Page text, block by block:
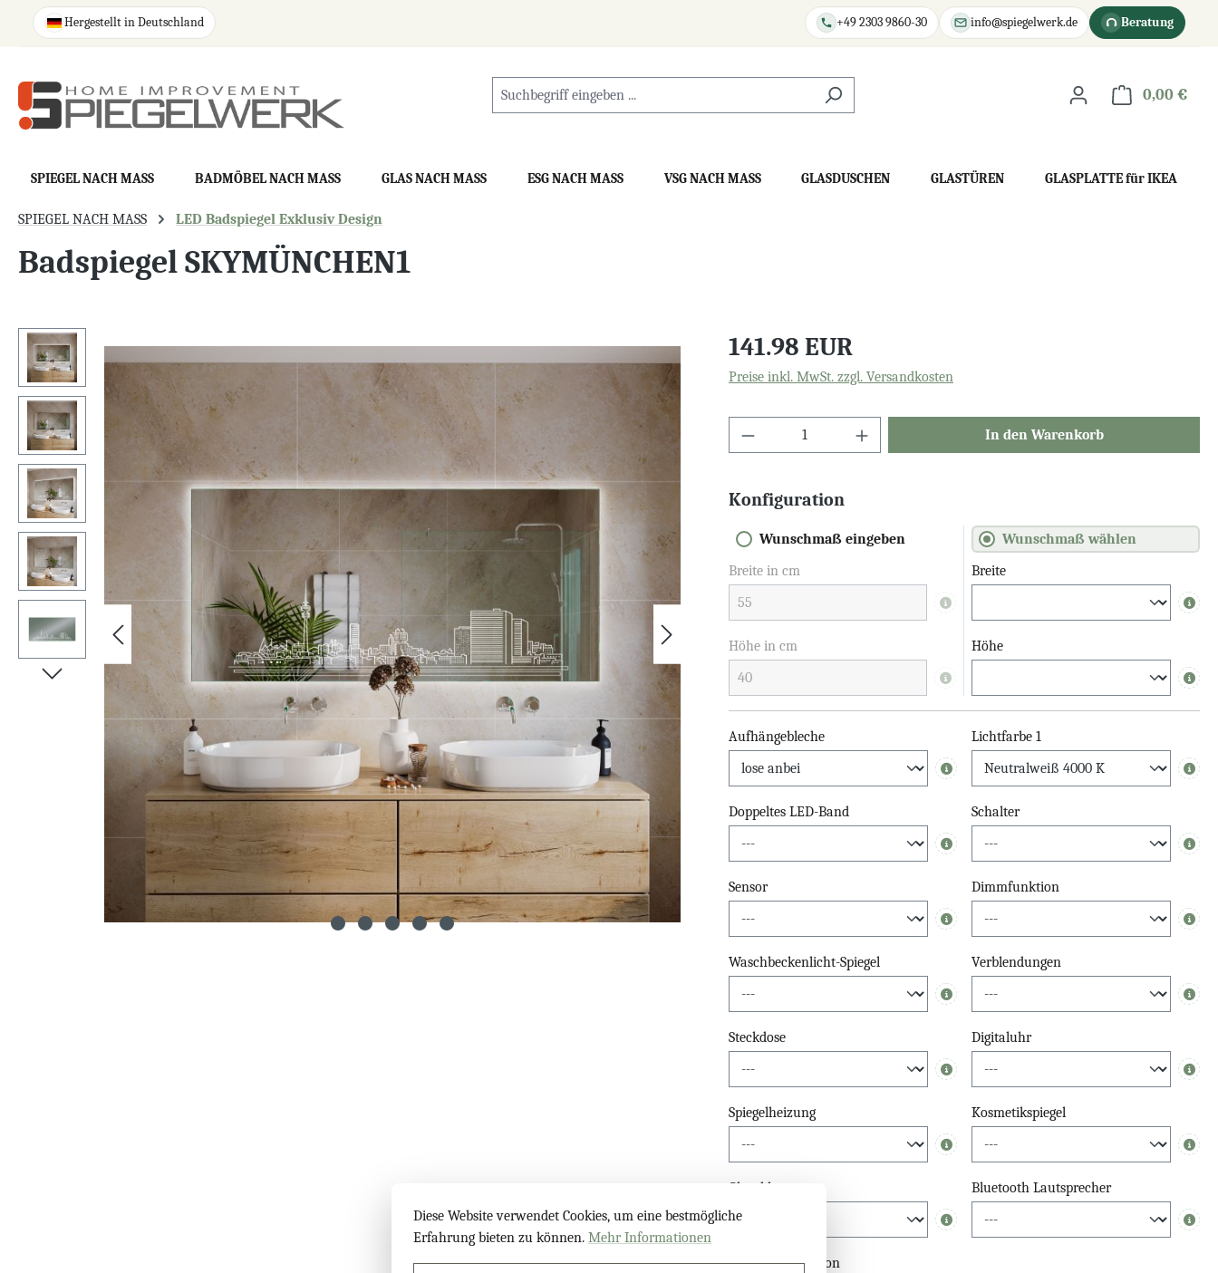
Zur Hauptnavigation springen
Hergestellt in Deutschland +49 2303 9860-30 info@spiegelwerk.de Beratung
0,00 €
SPIEGEL NACH MASS BADMÖBEL NACH MASS GLAS NACH MASS ESG NACH MASS VSG NACH MASS GLASDUSCHEN GLASTÜREN GLASPLATTE für IKEA
SPIEGEL NACH MASS LED Badspiegel Exklusiv Design
Badspiegel SKYMÜNCHEN1
Bildergalerie überspringen 141.98 EUR
Preise inkl. MwSt. zzgl. Versandkosten
In den Warenkorb
Konfiguration
Wunschmaß eingeben
Breite in cm
Info
Höhe in cm
Info
Wunschmaß wählen
Breite
Info
Höhe
Info
Aufhängebleche
Info
Lichtfarbe 1
Info
Doppeltes LED-Band
Info
Schalter
Info
Sensor
Info
Dimmfunktion
Info
Waschbeckenlicht-Spiegel
Info
Verblendungen
Info
Steckdose
Info
Digitaluhr
Info
Spiegelheizung
Info
Kosmetikspiegel
Info
Glasablage
Info
Bluetooth Lautsprecher
Info
Expressproduktion
Diese Website verwendet Cookies, um eine bestmögliche
Erfahrung bieten zu können. Mehr Informationen